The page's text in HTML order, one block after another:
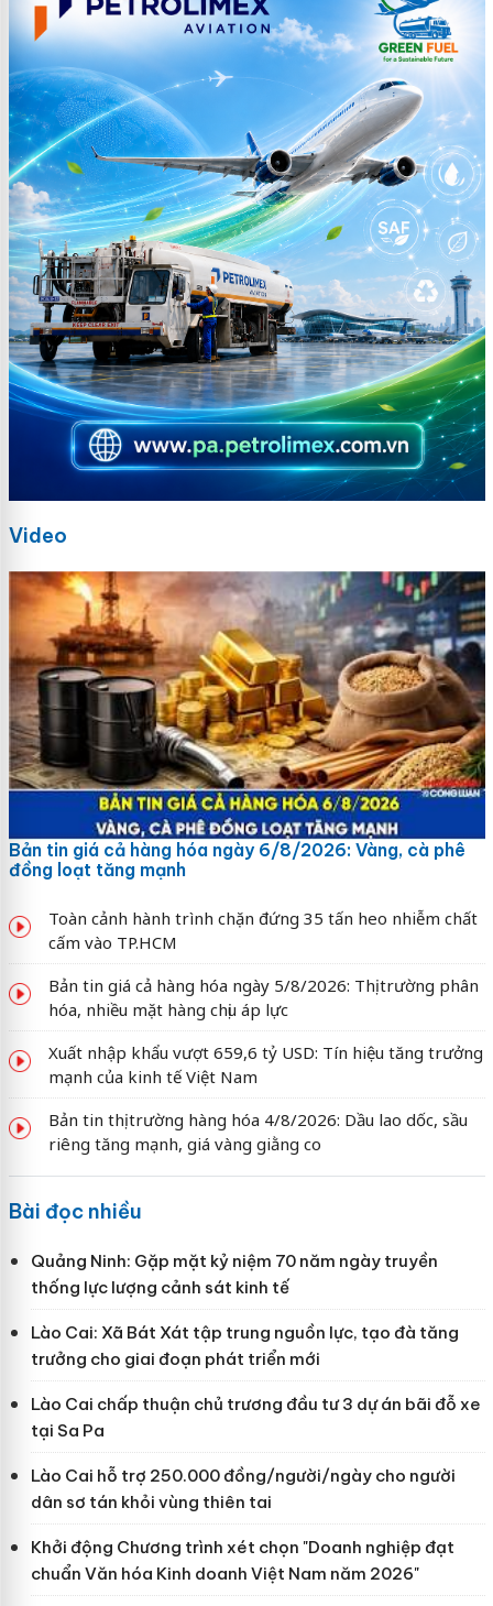
Video
Bản tin giá cả hàng hóa ngày 6/8/2026: Vàng, cà phê
đồng loạt tăng mạnh
Toàn cảnh hành trình chặn đứng 35 tấn heo nhiễm chất
cấm vào TP.HCM
Bản tin giá cả hàng hóa ngày 5/8/2026: Thị trường phân
hóa, nhiều mặt hàng chịu áp lực
Xuất nhập khẩu vượt 659,6 tỷ USD: Tín hiệu tăng trưởng
mạnh của kinh tế Việt Nam
Bản tin thị trường hàng hóa 4/8/2026: Dầu lao dốc, sầu
riêng tăng mạnh, giá vàng giằng co
Bài đọc nhiều
Quảng Ninh: Gặp mặt kỷ niệm 70 năm ngày truyền
thống lực lượng cảnh sát kinh tế
Lào Cai: Xã Bát Xát tập trung nguồn lực, tạo đà tăng
trưởng cho giai đoạn phát triển mới
Lào Cai chấp thuận chủ trương đầu tư 3 dự án bãi đỗ xe
tại Sa Pa
Lào Cai hỗ trợ 250.000 đồng/người/ngày cho người
dân sơ tán khỏi vùng thiên tai
Khởi động Chương trình xét chọn "Doanh nghiệp đạt
chuẩn Văn hóa Kinh doanh Việt Nam năm 2026"